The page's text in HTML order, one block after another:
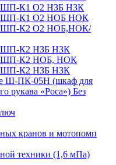
ШП-К1 О2 НЗБ НЗК
ШП-К1 О2 НОБ НОК
ШП-К2 О2 НОБ,НОК/
ШП-К2 НЗБ НЗК
ШП-К2 НОБ, НОК
ШП-К2 НЗБ НЗК
Ш-ПК-05Н (шкаф для
рукава «Роса») Без
кранов и мотопомп
техники (1,6 мПа)